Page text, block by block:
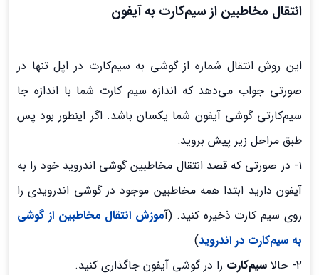
انتقال مخاطبین از سیم‌کارت به آیفون
این روش انتقال شماره از گوشی به سیم‌کارت در اپل تنها در
صورتی جواب می‌دهد که اندازه سیم کارت‌ شما با اندازه جا
سیم‌کارتی گوشی آیفون شما یکسان باشد. اگر اینطور بود پس
طبق مراحل زیر پیش بروید:
۱- در صورتی که قصد انتقال مخاطبین گوشی اندروید خود را به
آیفون دارید ابتدا همه مخاطبین موجود در گوشی اندرویدی را
روی سیم کارت ذخیره کنید. (آموزش انتقال مخاطبین از گوشی
به سیم‌کارت در اندروید)
۲- حالا
سیم‌کارت را در گوشی آیفون جاگذاری کنید.